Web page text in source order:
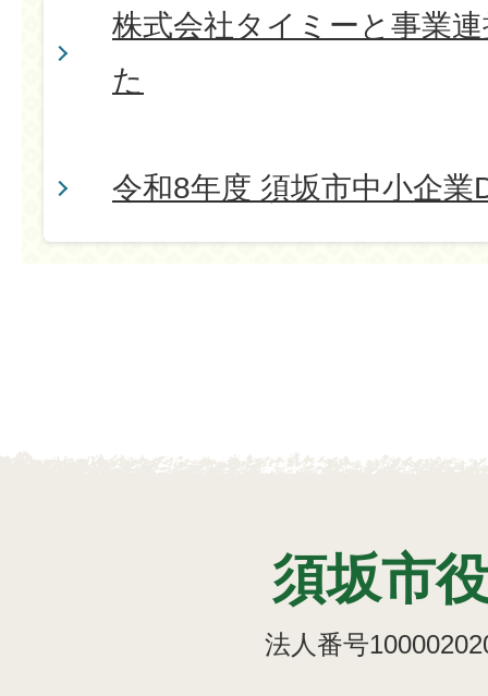
株式会社タイミーと事業
た
令和8年度 須坂市中小企業
須坂市
法人番号